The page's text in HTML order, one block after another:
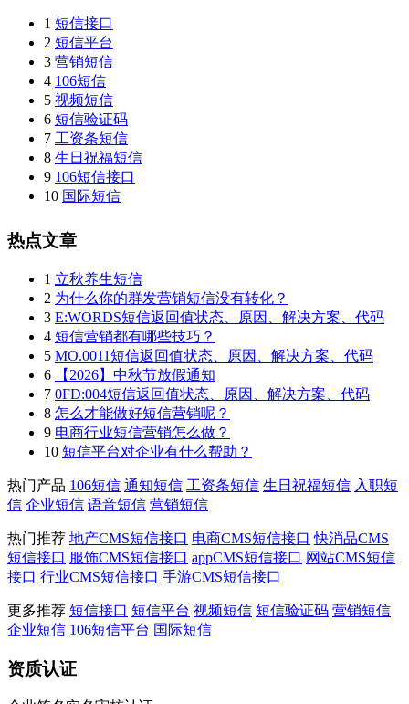
1 短信接口
2 短信平台
3 营销短信
4 106短信
5 视频短信
6 短信验证码
7 工资条短信
8 生日祝福短信
9 106短信接口
10 国际短信
热点文章
1 立秋养生短信
2 为什么你的群发营销短信没有转化？
3 E:WORDS短信返回值状态、原因、解决方案、代码
4 短信营销都有哪些技巧？
5 MO.0011短信返回值状态、原因、解决方案、代码
6
【2026】中秋节放假通知
7 0FD:004短信返回值状态、原因、解决方案、代码
8 怎么才能做好短信营销呢？
9 电商行业短信营销怎么做？
10 短信平台对企业有什么帮助？
热门产品 106短信 通知短信 工资条短信 生日祝福短信 入职短
信 企业短信 语音短信 营销短信
热门推荐 地产CMS短信接口 电商CMS短信接口 快消品CMS
短信接口 服饰CMS短信接口 appCMS短信接口 网站CMS短信
接口 行业CMS短信接口 手游CMS短信接口
更多推荐 短信接口 短信平台 视频短信 短信验证码 营销短信
企业短信 106短信平台 国际短信
资质认证